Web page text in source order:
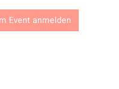
Event anmelden